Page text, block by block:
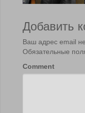
Добавить
Ваш адрес email
Обязательные
Comment